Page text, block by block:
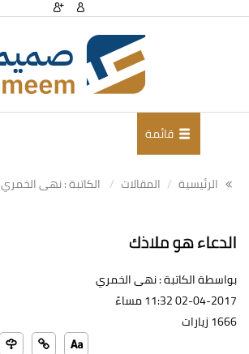
قائمة
الرئيسية المقالات الكاتبة : نهى الخمري
الدعاء هو ملاذك
بواسطة الكاتبة : نهى الخمري
02-04-2017 11:32 مساءً
1666 زيارات